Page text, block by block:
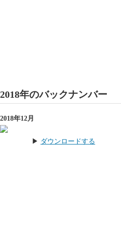
2018年のバックナンバー
2018年12月
▶︎ ダウンロードする